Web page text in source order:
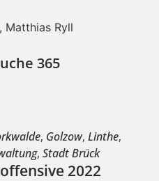
365
, Golzow, Linthe,
, Stadt Brück
2022